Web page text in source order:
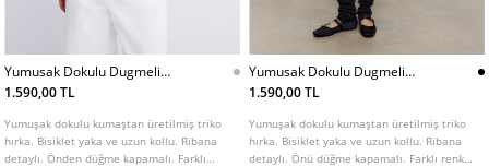
Yumusak Dokulu Dugmeli
Triko Hırka
1.590,00 TL
Yumuşak dokulu kumaştan üretilmiş triko
hırka. Bisiklet yaka ve uzun kollu. Ribana
detaylı. Önden düğme kapamalı. Farklı
Yumusak Dokulu Dugmeli
Triko Hırka
1.590,00 TL
Yumuşak dokulu kumaştan üretilmiş triko
hırka. Bisiklet yaka ve uzun kollu. Ribana
detaylı. Önü düğme kapamalı. Farklı renk